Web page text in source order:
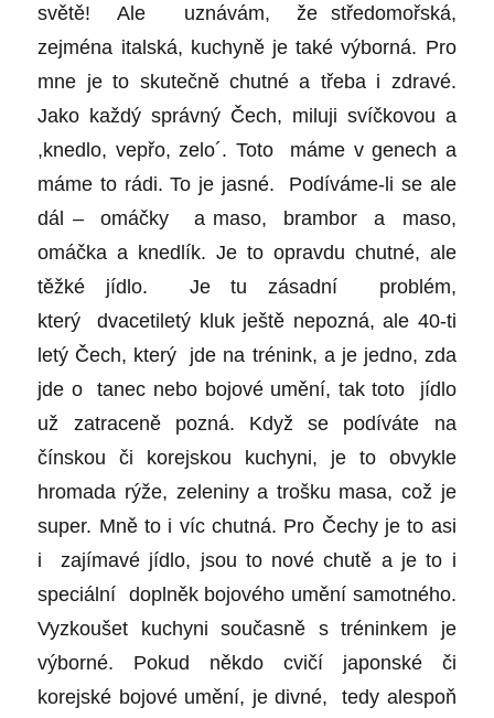
světě! Ale uznávám, že středomořská,
zejména italská, kuchyně je také výborná. Pro
mne je to skutečně chutné a třeba i zdravé.
Jako každý správný Čech, miluji svíčkovou a
,knedlo, vepřo, zelo´. Toto máme v genech a
máme to rádi. To je jasné. Podíváme-li se ale
dál – omáčky a maso, brambor a maso,
omáčka a knedlík. Je to opravdu chutné, ale
těžké jídlo. Je tu zásadní problém,
který dvacetiletý kluk ještě nepozná, ale 40-ti
letý Čech, který jde na trénink, a je jedno, zda
jde o tanec nebo bojové umění, tak toto jídlo
už zatraceně pozná. Když se podíváte na
čínskou či korejskou kuchyni, je to obvykle
hromada rýže, zeleniny a trošku masa, což je
super. Mně to i víc chutná. Pro Čechy je to asi
i zajímavé jídlo, jsou to nové chutě a je to i
speciální doplněk bojového umění samotného.
Vyzkoušet kuchyni současně s tréninkem je
výborné. Pokud někdo cvičí japonské či
korejské bojové umění, je divné, tedy alespoň